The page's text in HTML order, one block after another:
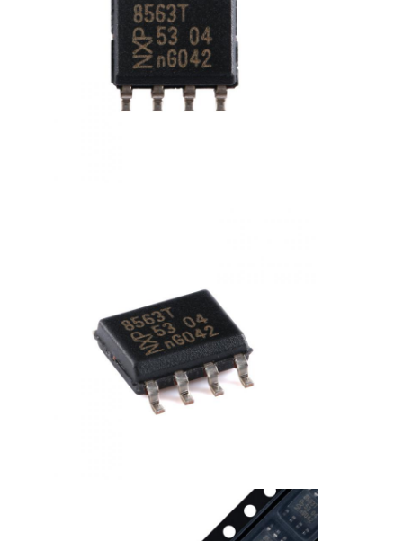
Detector térmico infrarrojo
Chip CI de DSP
No hay flash
Circuito integrado EPROM